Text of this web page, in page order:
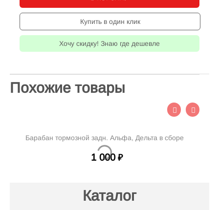
Купить в один клик
Хочу скидку! Знаю где дешевле
Похожие товары
Барабан тормозной задн. Альфа, Дельта в сборе
1 000 ₽
Каталог